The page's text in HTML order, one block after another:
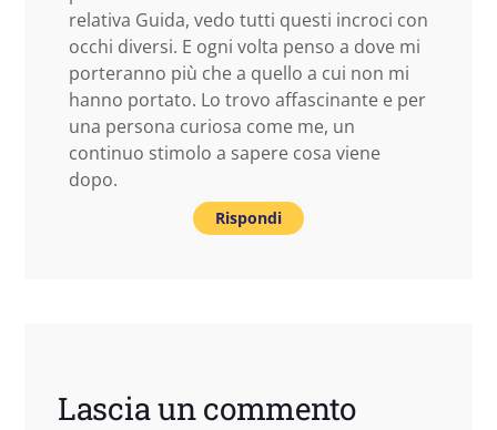
relativa Guida, vedo tutti questi incroci con
occhi diversi. E ogni volta penso a dove mi
porteranno più che a quello a cui non mi
hanno portato. Lo trovo affascinante e per
una persona curiosa come me, un
continuo stimolo a sapere cosa viene
dopo.
Rispondi
Lascia un commento